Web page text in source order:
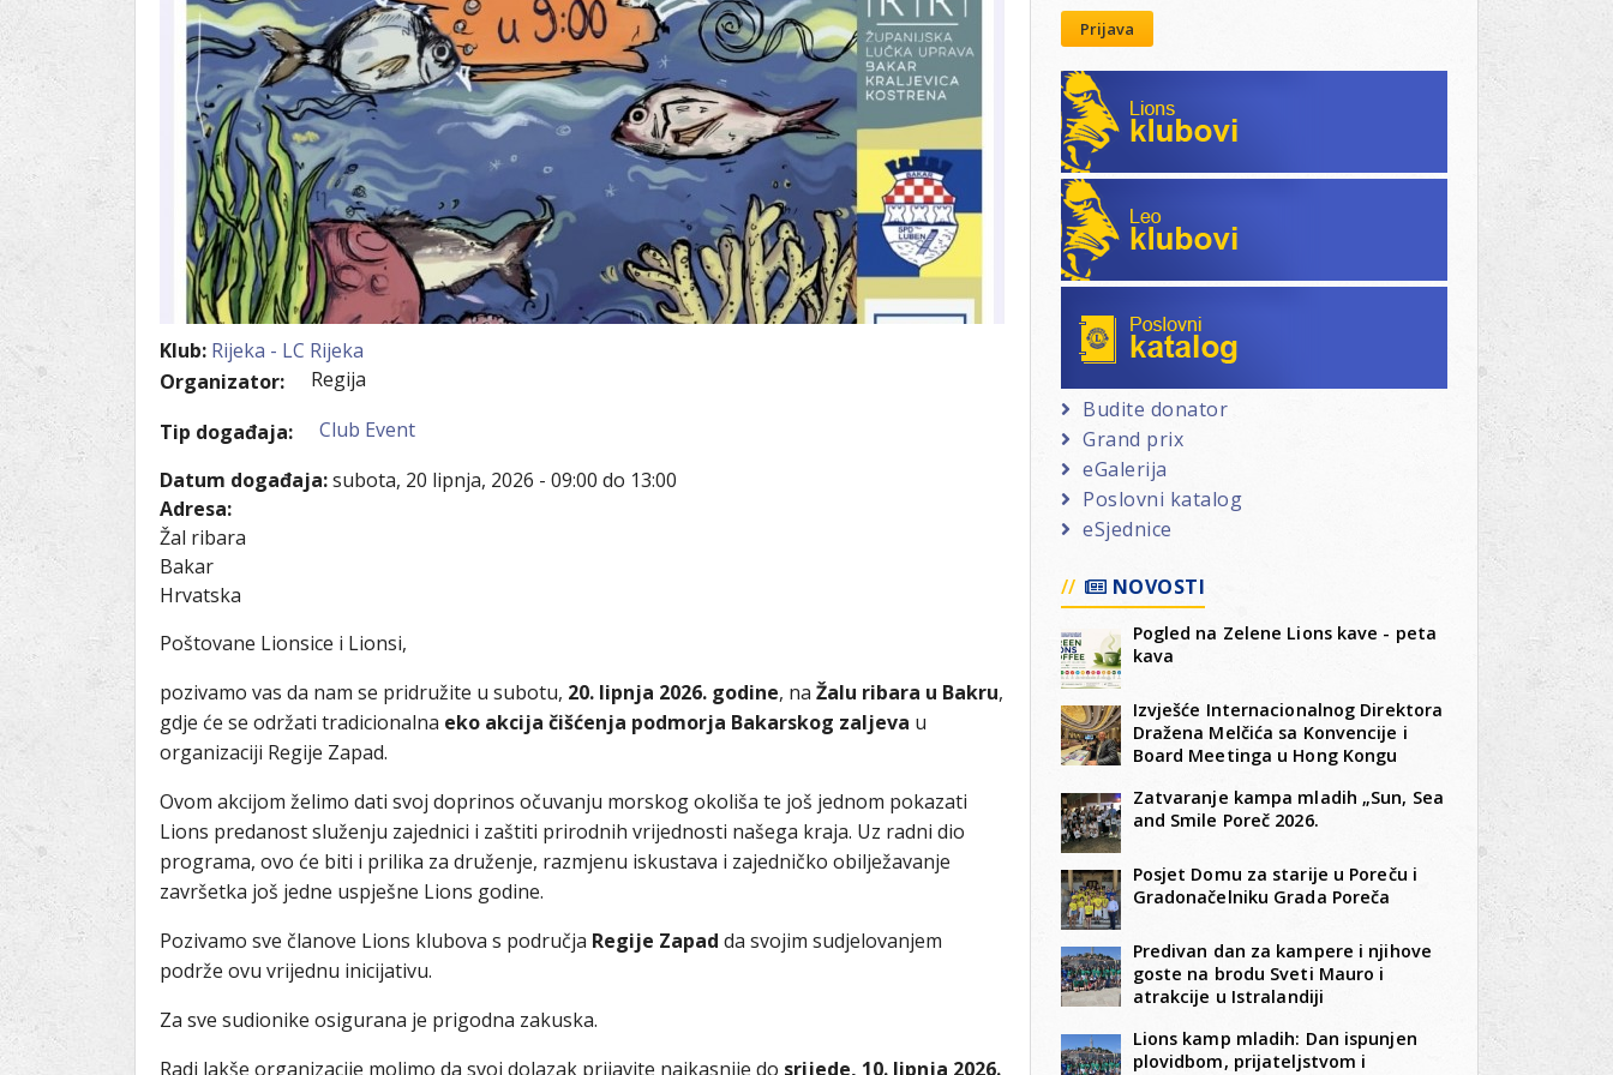
Lions International
Club finder
Podaci o LEO D-126 i kontakt
Klub: Rijeka - LC Rijeka
Organizator:
Regija
Tip događaja:
Club Event
Datum događaja:subota, 20 lipnja, 2026 - 09:00 do 13:00
Adresa:
Žal ribara
Bakar
Hrvatska
Poštovane Lionsice i Lionsi,
pozivamo vas da nam se pridružite u subotu, 20. lipnja 2026. godine, na Žalu ribara u Bakru,
gdje će se održati tradicionalna eko akcija čišćenja podmorja Bakarskog zaljeva u
organizaciji Regije Zapad.
Ovom akcijom želimo dati svoj doprinos očuvanju morskog okoliša te još jednom pokazati
Lions predanost služenju zajednici i zaštiti prirodnih vrijednosti našega kraja. Uz radni dio
programa, ovo će biti i prilika za druženje, razmjenu iskustava i zajedničko obilježavanje
završetka još jedne uspješne Lions godine.
Pozivamo sve članove Lions klubova s područja Regije Zapad da svojim sudjelovanjem
podrže ovu vrijednu inicijativu.
Za sve sudionike osigurana je prigodna zakuska.
Radi lakše organizacije molimo da svoj dolazak prijavite najkasnije do srijede, 10. lipnja 2026.
Prijava
Lions klubovi
Leo klubovi
Budite donator
Grand prix
eGalerija
Poslovni katalog
eSjednice
NOVOSTI
Pogled na Zelene Lions kave - peta
kava
Izvješće Internacionalnog Direktora
Dražena Melčića sa Konvencije i
Board Meetinga u Hong Kongu
Zatvaranje kampa mladih „Sun, Sea
and Smile Poreč 2026.
Posjet Domu za starije u Poreču i
Gradonačelniku Grada Poreča
Predivan dan za kampere i njihove
goste na brodu Sveti Mauro i
atrakcije u Istralandiji
Lions kamp mladih: Dan ispunjen
plovidbom, prijateljstvom i